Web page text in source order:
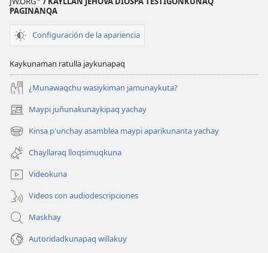
PAGINANQA
Configuración de la apariencia
Kaykunaman ratulla jaykunapaq
¿Munawaqchu wasiykiman jamunaykuta?
Maypi juñunakunaykipaq yachay
(abre
una
nueva
ventana)
Kinsa p'unchay asamblea maypi aparikunanta yachay
(abre
una
nueva
ventana)
Chayllaraq lloqsimuqkuna
Videokuna
Videos con audiodescripciones
Maskhay
Autoridadkunapaq willakuy